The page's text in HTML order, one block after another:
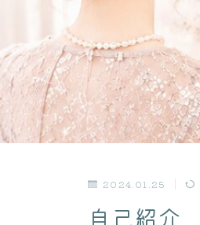
2024.01.25
自己紹介